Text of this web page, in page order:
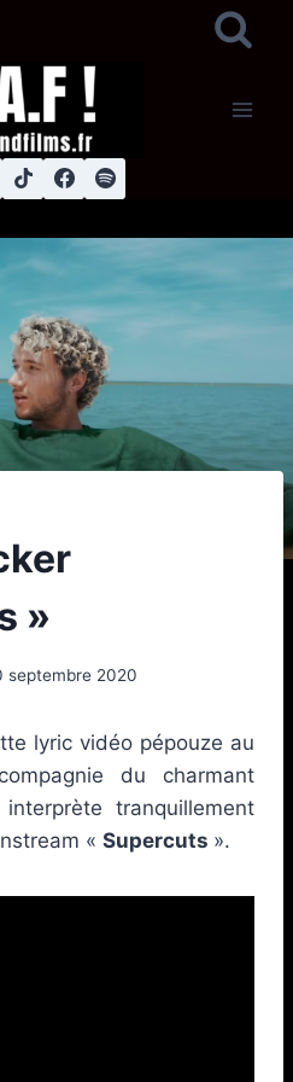
»
septembre 2020
lyric vidéo pépouze au
du charmant
tranquillement
« Supercuts ».